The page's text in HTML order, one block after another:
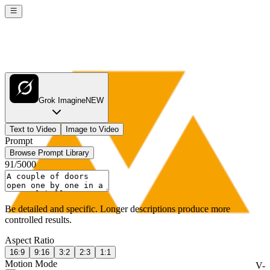
V-
Grok ImagineNEW
Text to Video Image to Video
Prompt
Browse Prompt Library
91/5000
Be detailed and specific. Longer descriptions produce more
controlled results.
Aspect Ratio
16:9 9:16 3:2 2:3 1:1
Motion Mode